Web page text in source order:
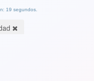
19 segundos.